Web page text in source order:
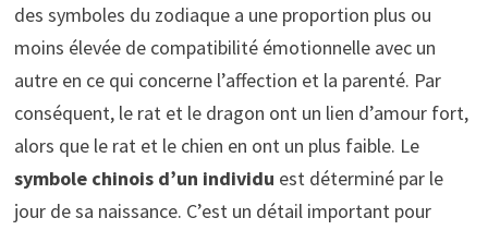
des symboles du zodiaque a une proportion plus ou
moins élevée de compatibilité émotionnelle avec un
autre en ce qui concerne l’affection et la parenté. Par
conséquent, le rat et le dragon ont un lien d’amour fort,
alors que le rat et le chien en ont un plus faible. Le
symbole chinois d’un individu est déterminé par le
jour de sa naissance. C’est un détail important pour